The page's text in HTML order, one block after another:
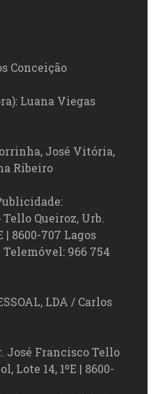
Conceição
Luana Viegas
José Vitória,
Ribeiro
Queiroz, Urb.
| 8600-707 Lagos
966 754
LDA / Carlos
José Francisco Tello
Lote 14, 1ºE | 8600-